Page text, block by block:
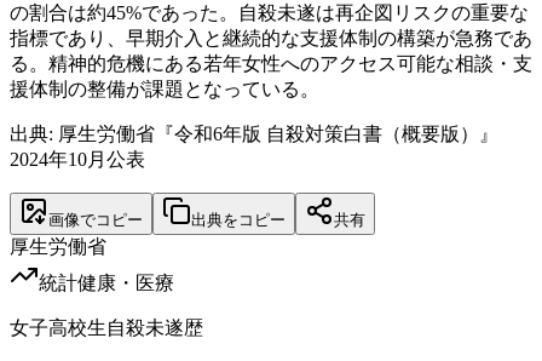
の割合は約45%であった。自殺未遂は再企図リスクの重要な
指標であり、早期介入と継続的な支援体制の構築が急務であ
る。精神的危機にある若年女性へのアクセス可能な相談・支
援体制の整備が課題となっている。
出典: 厚生労働省『令和6年版 自殺対策白書（概要版）』
2024年10月公表
画像でコピー 出典をコピー 共有
厚生労働省
統計健康・医療
女子高校生自殺未遂歴